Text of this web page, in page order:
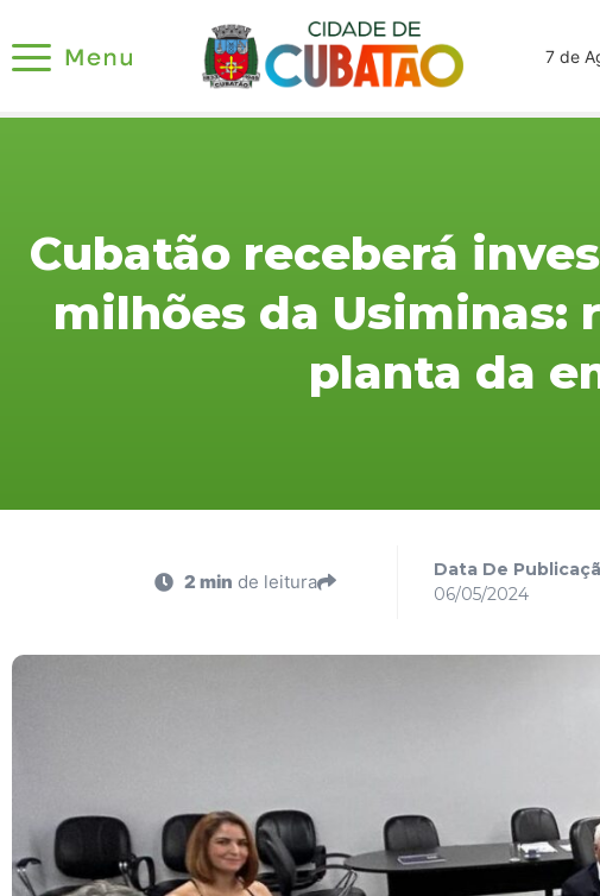
7 de
Cubatão receberá
milhões da Usiminas:
planta da
2 min de leitura
Data De
06/05/2024